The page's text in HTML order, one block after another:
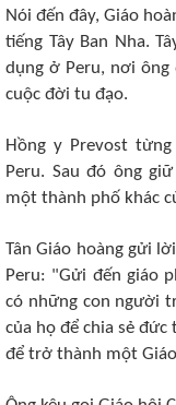
Nói đến đây, Giáo
tiếng Tây Ban Nha.
dụng ở Peru, nơi
cuộc đời tu đạo.
Hồng y Prevost
Peru. Sau đó ông
một thành phố khác
Tân Giáo hoàng gửi
Peru: "Gửi đến giáo
có những con người
của họ để chia sẻ
để trở thành một